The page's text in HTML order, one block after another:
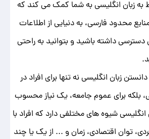
به زبان انگلیسی به شما کمک می کند که
محدود فارسی، به دنیایی از اطلاعات
داشته باشید و بتوانید به راحتی
زبان انگلیسی نه تنها برای افراد در
بلکه برای عموم جامعه، یک نیاز محسوب
شیوه های مختلفی دارد که افراد با
توان اقتصادی، زمان و ... از یک یا چند